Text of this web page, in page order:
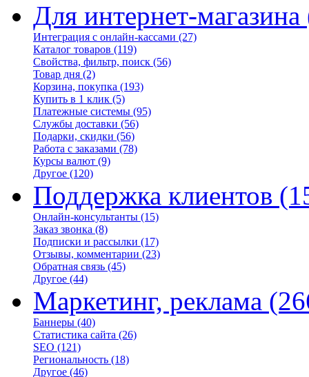
Для интернет-магазина
Интеграция с онлайн-кассами (27)
Каталог товаров (119)
Свойства, фильтр, поиск (56)
Товар дня (2)
Корзина, покупка (193)
Купить в 1 клик (5)
Платежные системы (95)
Службы доставки (56)
Подарки, скидки (56)
Работа с заказами (78)
Курсы валют (9)
Другое (120)
Поддержка клиентов
Онлайн-консультанты (15)
Заказ звонка (8)
Подписки и рассылки (17)
Отзывы, комментарии (23)
Обратная связь (45)
Другое (44)
Маркетинг, реклама
Баннеры (40)
Статистика сайта (26)
SEO (121)
Региональность (18)
Другое (46)